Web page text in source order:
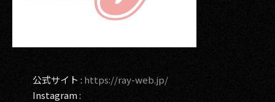
公式サイト : https://ray-web.jp/
Instagram :